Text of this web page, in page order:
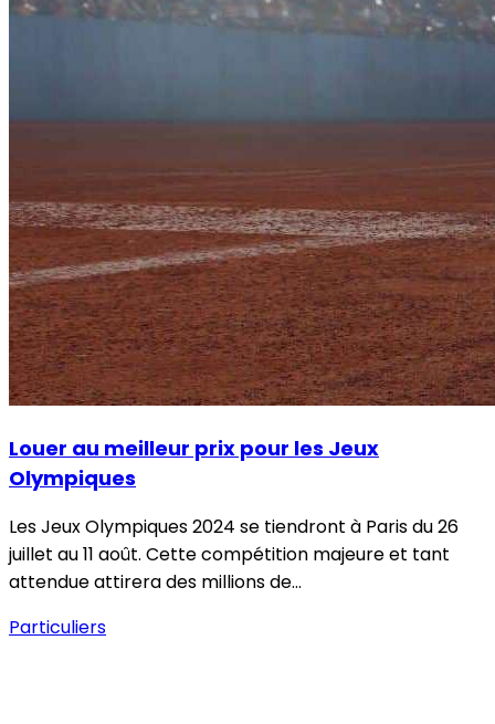
Louer au meilleur prix pour les Jeux
Olympiques
Les Jeux Olympiques 2024 se tiendront à Paris du 26
juillet au 11 août. Cette compétition majeure et tant
attendue attirera des millions de…
Particuliers